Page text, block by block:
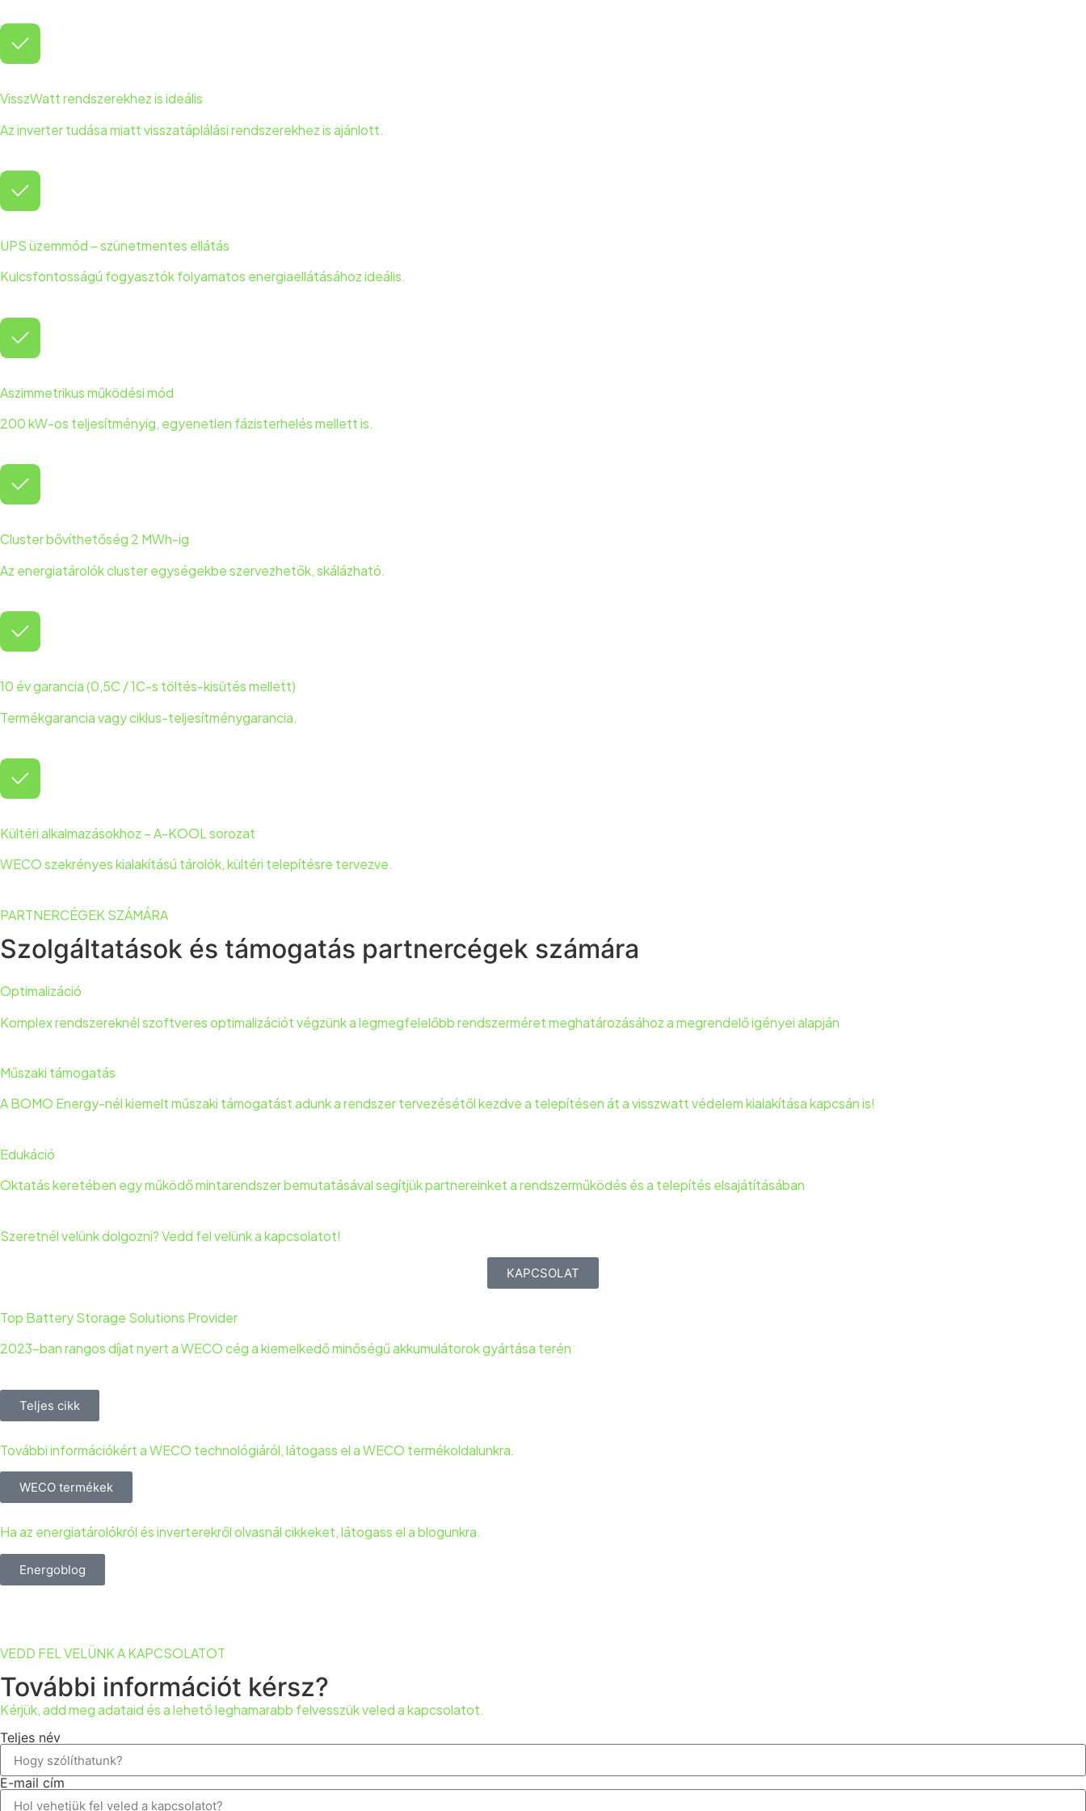
VisszWatt rendszerekhez is ideális
Az inverter tudása miatt visszatáplálási rendszerekhez is ajánlott.
UPS üzemmód – szünetmentes ellátás
Kulcsfontosságú fogyasztók folyamatos energiaellátásához ideális.
Aszimmetrikus működési mód
200 kW-os teljesítményig, egyenetlen fázisterhelés mellett is.
Cluster bővíthetőség 2 MWh-ig
Az energiatárolók cluster egységekbe szervezhetők, skálázható.
10 év garancia (0,5C / 1C-s töltés-kisütés mellett)
Termékgarancia vagy ciklus-teljesítménygarancia.
Kültéri alkalmazásokhoz – A-KOOL sorozat
WECO szekrényes kialakítású tárolók, kültéri telepítésre tervezve.
PARTNERCÉGEK SZÁMÁRA
Szolgáltatások és támogatás partnercégek számára
Optimalizáció
Komplex rendszereknél szoftveres optimalizációt végzünk a legmegfelelőbb rendszerméret meghatározásához a megrendelő igényei alapján
Műszaki támogatás
A BOMO Energy-nél kiemelt műszaki támogatást adunk a rendszer tervezésétől kezdve a telepítésen át a visszwatt védelem kialakítása kapcsán is!
Edukáció
Oktatás keretében egy működő mintarendszer bemutatásával segítjük partnereinket a rendszerműködés és a telepítés elsajátításában
Szeretnél velünk dolgozni? Vedd fel velünk a kapcsolatot!
KAPCSOLAT
Top Battery Storage Solutions Provider
2023-ban rangos díjat nyert a WECO cég a kiemelkedő minőségű akkumulátorok gyártása terén
Teljes cikk
További információkért a WECO technológiáról, látogass el a WECO termékoldalunkra.
WECO termékek
Ha az energiatárolókról és inverterekről olvasnál cikkeket, látogass el a blogunkra.
Energoblog
VEDD FEL VELÜNK A KAPCSOLATOT
További információt kérsz?
Kérjük, add meg adataid és a lehető leghamarabb felvesszük veled a kapcsolatot.
Teljes név
E-mail cím